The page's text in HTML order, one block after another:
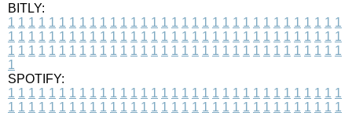
BITLY:
1 1 1 1 1 1 1 1 1 1 1 1 1 1 1 1 1 1 1 1 1 1 1 1 1 1 1 1 1 1 1 1 1
1 1 1 1 1 1 1 1 1 1 1 1 1 1 1 1 1 1 1 1 1 1 1 1 1 1 1 1 1 1 1 1 1
1 1 1 1 1 1 1 1 1 1 1 1 1 1 1 1 1 1 1 1 1 1 1 1 1 1 1 1 1 1 1 1 1
1
SPOTIFY:
1 1 1 1 1 1 1 1 1 1 1 1 1 1 1 1 1 1 1 1 1 1 1 1 1 1 1 1 1 1 1 1 1
1 1 1 1 1 1 1 1 1 1 1 1 1 1 1 1 1 1 1 1 1 1 1 1 1 1 1 1 1 1 1 1 1